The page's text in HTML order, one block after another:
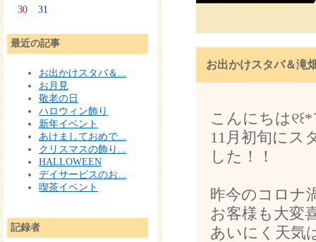
30 31
最近の記事
お出かけスタバ＆...
お月見
敬老の日
ハロウィン飾り
新年イベント
あけましておめで...
クリスマスの飾り...
HALLOWEEN
デイサービスのお...
喫茶イベント
記録者
お出かけスタバ＆滝
こんにちは
11月初旬にス
した！！
昨今のコロナ
お客様も大変
あいにく天気